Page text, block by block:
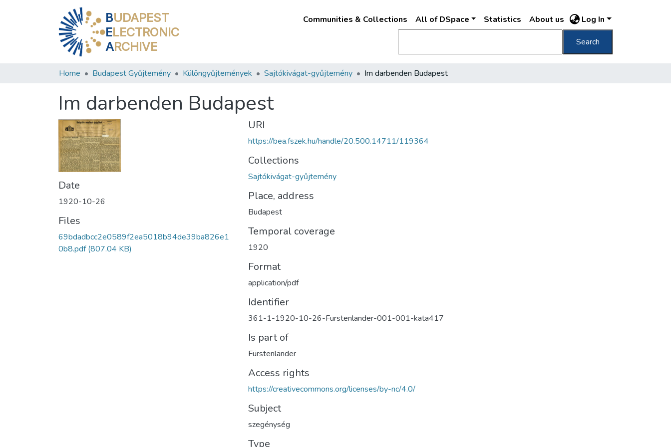
BUDAPEST
ELECTRONIC
ARCHIVE
Communities & Collections All of DSpace Statistics About us Log In
Search
Home Budapest Gyűjtemény Különgyűjtemények Sajtókivágat-gyűjtemény Im darbenden Budapest
Im darbenden Budapest
Date
1920-10-26
Files
69bdadbcc2e0589f2ea5018b94de39ba826e1
0b8.pdf(807.04 KB)
URI
https://bea.fszek.hu/handle/20.500.14711/119364
Collections
Sajtókivágat-gyűjtemény
Place, address
Budapest
Temporal coverage
1920
Format
application/pdf
Identifier
361-1-1920-10-26-Furstenlander-001-001-kata417
Is part of
Fürstenländer
Access rights
https://creativecommons.org/licenses/by-nc/4.0/
Subject
szegénység
Type